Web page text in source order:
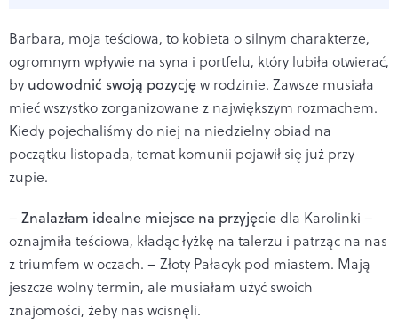
Barbara, moja teściowa, to kobieta o silnym charakterze,
ogromnym wpływie na syna i portfelu, który lubiła otwierać,
by udowodnić swoją pozycjęw rodzinie. Zawsze musiała
mieć wszystko zorganizowane z największym rozmachem.
Kiedy pojechaliśmy do niej na niedzielny obiad na
początku listopada, temat komunii pojawił się już przy
zupie.
– Znalazłam idealne miejsce na przyjęciedla Karolinki –
oznajmiła teściowa, kładąc łyżkę na talerzu i patrząc na nas
z triumfem w oczach. – Złoty Pałacyk pod miastem. Mają
jeszcze wolny termin, ale musiałam użyć swoich
znajomości, żeby nas wcisnęli.